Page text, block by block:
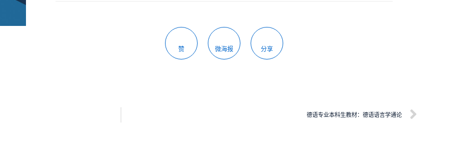
赞 微海报 分享
德语专业本科生教材：德语语言学通论